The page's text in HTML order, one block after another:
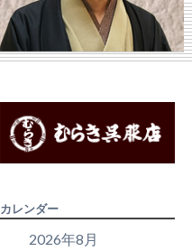
カレンダー
2026年8月